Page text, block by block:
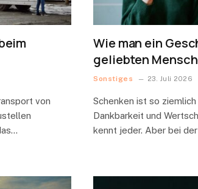
von
Wie man ein
geliebten
Sonstiges 23. Juli 2026
Schenken ist so
Dankbarkeit und
kennt jeder. Aber bei